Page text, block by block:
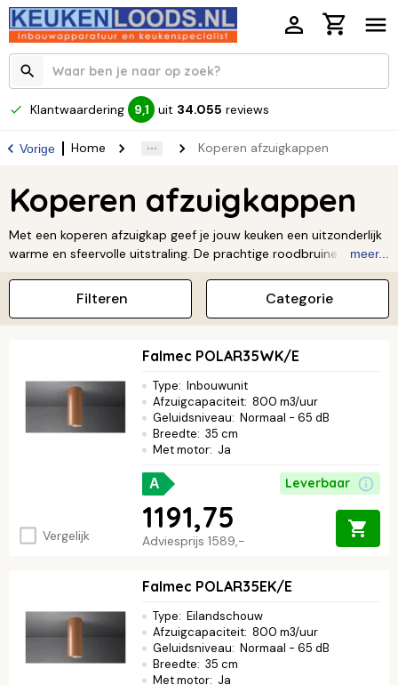
Klantwaardering 9,1 uit 34.055 reviews
Vorige Home Koperen afzuigkappen
Koperen afzuigkappen
Met een koperen afzuigkap geef je jouw keuken een uitzonderlijk
warme en sfeervolle uitstraling. De prachtige roodbruine gloed
tijd alleen maar mooier wordt. Deze afzuigkappen zijn de
perfecte combinatie van functionaliteit en opvallend design,
ideaal voor een landelijke, klassieke of industriële keuken. Maak
van je keuken een echte blikvanger en bekijk ons aanbod koperen
afzuigkappen voor die unieke, chique finishing touch.
meer...
Categorie
Filteren
Vergelijk
Falmec POLAR35WK/E
Type: Inbouwunit
Afzuigcapaciteit: 800 m3/uur
Geluidsniveau: Normaal - 65 dB
Breedte: 35 cm
Met motor: Ja
A Leverbaar
Adviesprijs 1589,-
1191,75
Falmec POLAR35EK/E
Type: Eilandschouw
Afzuigcapaciteit: 800 m3/uur
Geluidsniveau: Normaal - 65 dB
Breedte: 35 cm
Met motor: Ja